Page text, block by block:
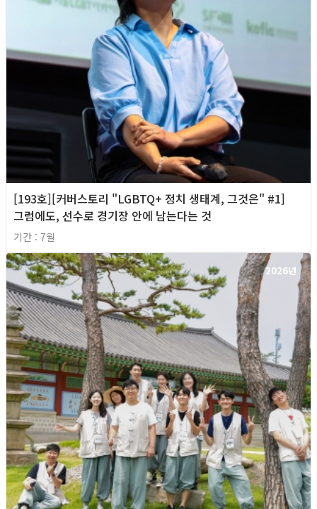
[193호][커버스토리 "LGBTQ+ 정치 생태계, 그것은" #1]
그럼에도, 선수로 경기장 안에 남는다는 것
기간 : 7월
2026년